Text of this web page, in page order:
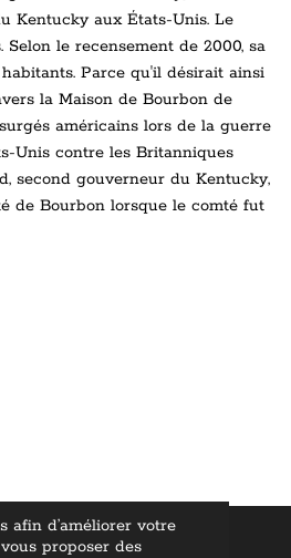
afin d’améliorer votre
proposer des
Kentucky aux États-Unis. Le
le recensement de 2000, sa
Parce qu'il désirait ainsi
la Maison de Bourbon de
américains lors de la guerre
Unis contre les Britanniques
second gouverneur du Kentucky,
de Bourbon lorsque le comté fut
©"Tous droitsréservés"